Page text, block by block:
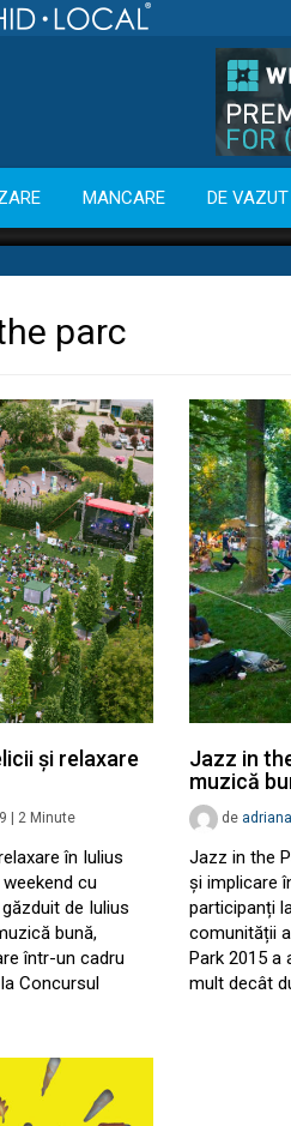
MANCARE DE VAZUT
parc
și relaxare
2 Minute
în Iulius
cu
de Iulius
bună,
într-un cadru
Concursul
Jazz in
muzică
de adriana
Jazz in the
și implicare
participanți
comunității
Park 2015 a
mult decât